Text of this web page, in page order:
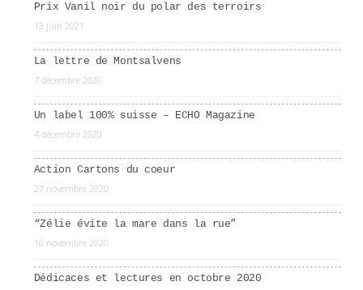
Prix Vanil noir du polar des terroirs
13 juin 2021
La lettre de Montsalvens
7 décembre 2020
Un label 100% suisse – ECHO Magazine
4 décembre 2020
Action Cartons du coeur
27 novembre 2020
“Zélie évite la mare dans la rue”
16 novembre 2020
Dédicaces et lectures en octobre 2020